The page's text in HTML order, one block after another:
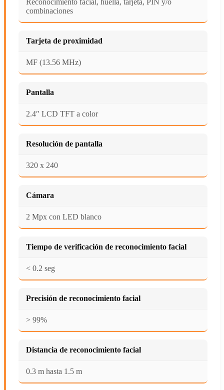
combinaciones
Tarjeta de proximidad
MF (13.56 MHz)
Pantalla
2.4″ LCD TFT a color
Resolución de pantalla
320 x 240
Cámara
2 Mpx con LED blanco
Tiempo de verificación de reconocimiento facial
< 0.2 seg
Precisión de reconocimiento facial
> 99%
Distancia de reconocimiento facial
0.3 m hasta 1.5 m